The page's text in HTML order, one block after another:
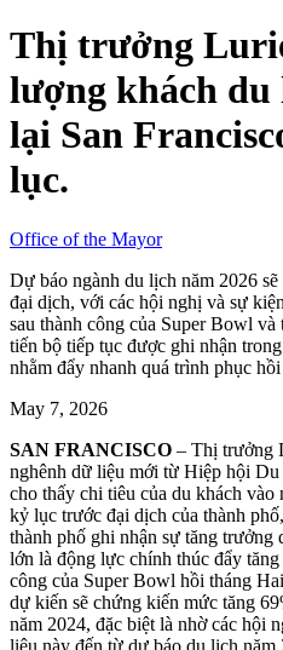
Thị trưởng
lượng khách
lại San
lục.
Office of the Mayor
Dự báo ngành du lịch năm 2026
đại dịch, với các hội nghị và sự
sau thành công của Super Bowl
tiến bộ tiếp tục được ghi nhận
nhằm đẩy nhanh quá trình phục
May 7, 2026
SAN FRANCISCO – Thị trưởng
nghênh dữ liệu mới từ Hiệp hội
cho thấy chi tiêu của du khách
kỷ lục trước đại dịch của thành
thành phố ghi nhận sự tăng
lớn là động lực chính thúc đẩy
công của Super Bowl hồi tháng
dự kiến ​​sẽ chứng kiến ​​mức tăng
năm 2024, đặc biệt là nhờ các hội
liệu này đến từ dự báo du lịch năm